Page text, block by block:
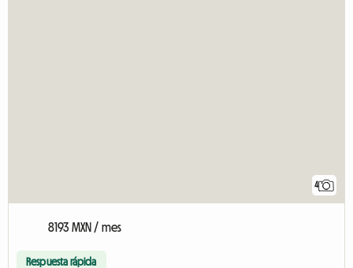
4
8193 MXN / mes
Respuesta rápida